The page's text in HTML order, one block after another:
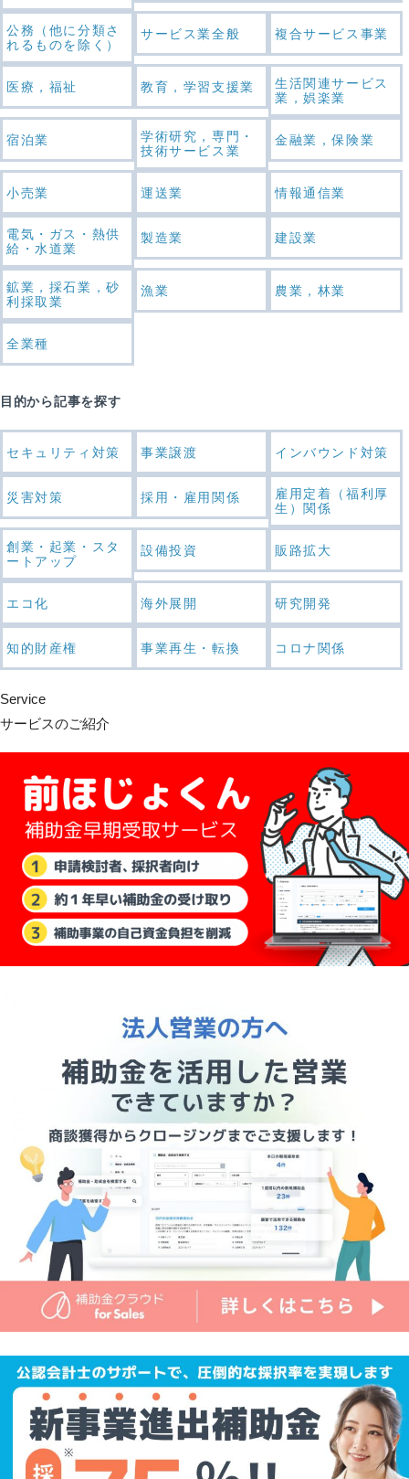
公務（他に分類さ
れるものを除く）
サービス業全般 複合サービス事業
医療，福祉 教育，学習支援業
生活関連サービス
業，娯楽業
宿泊業
学術研究，専門・
技術サービス業
金融業，保険業
小売業 運送業 情報通信業
電気・ガス・熱供
給・水道業
製造業 建設業
鉱業，採石業，砂
利採取業
漁業 農業，林業
全業種
目的から記事を探す
セキュリティ対策 事業譲渡 インバウンド対策
災害対策 採用・雇用関係
雇用定着（福利厚
生）関係
創業・起業・スタ
ートアップ
設備投資 販路拡大
エコ化 海外展開 研究開発
知的財産権 事業再生・転換 コロナ関係
Service
サービスのご紹介